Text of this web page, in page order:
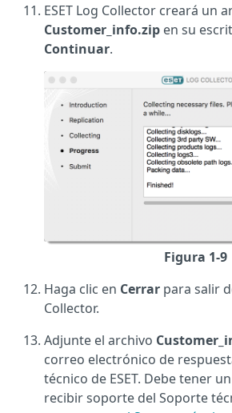
ESET Log Collector creará un
Customer_info.zip en su
Continuar.
Figura 1-9
Haga clic en Cerrar para salir
Collector.
Adjunte el archivo
correo electrónico de
técnico de ESET. Debe tener
recibir soporte del Soporte